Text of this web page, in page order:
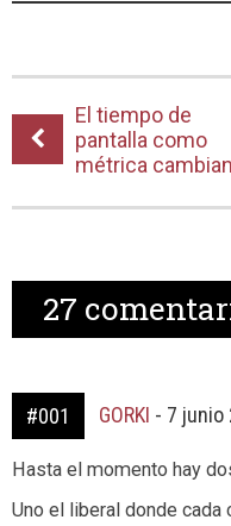
El tiempo de
pantalla como
métrica
27
#001 GORKI - 7 junio
Hasta el momento hay
Uno el liberal donde cada